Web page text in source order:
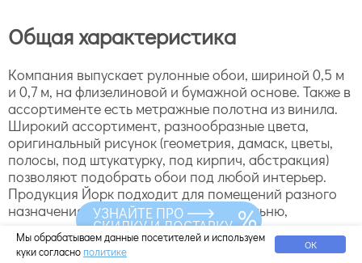
Общая характеристика
Компания выпускает рулонные обои, шириной 0,5 м
и 0,7 м, на флизелиновой и бумажной основе. Также в
ассортименте есть метражные полотна из винила.
Широкий ассортимент, разнообразные цвета,
оригинальный рисунок (геометрия, дамаск, цветы,
полосы, под штукатурку, под кирпич, абстракция)
позволяют подобрать обои под любой интерьер.
Продукция Йорк подходит для помещений разного
назначения: в гостиную, кабинет, спальню,
прихожую, детскую, кухню.
Мы обрабатываем данные посетителей и используем
куки согласно политике ОК
УЗНАЙТЕ ПРО
СКИДКУ И ДОСТАВКУ